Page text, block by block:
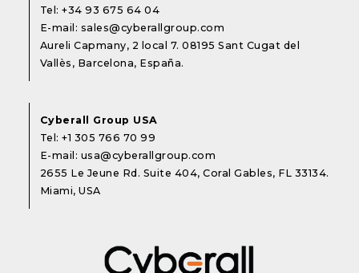
Tel:+34 93 675 64 04
E-mail: sales@cyberallgroup.com
Aureli Capmany, 2 local 7. 08195 Sant Cugat del
Vallès, Barcelona, España.
Cyberall Group USA
Tel:+1 305 766 70 99
E-mail: usa@cyberallgroup.com
2655 Le Jeune Rd. Suite 404, Coral Gables, FL 33134.
Miami, USA